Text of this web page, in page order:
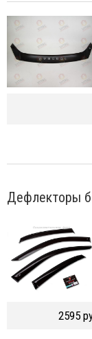
Дефлекторы
2595